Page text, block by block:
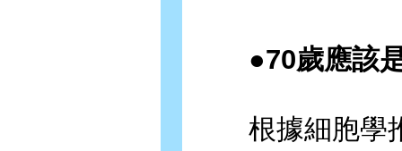
●70歲應該是
根據細胞學推